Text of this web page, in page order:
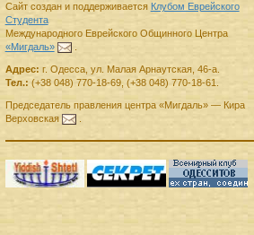
Сайт создан и поддерживается Клубом Еврейского
Студента
Международного Еврейского Общинного Центра
«Мигдаль»
.
Адрес: г. Одесса, ул. Малая Арнаутская, 46-а.
Тел.: (+38 048) 770-18-69, (+38 048) 770-18-61
Председатель правленияцентра «Мигдаль»— Кира
Верховская
.